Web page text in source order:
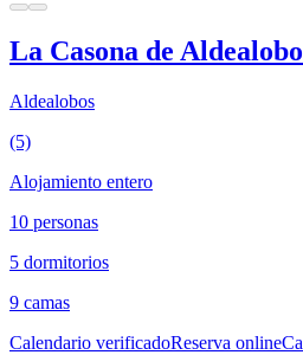
La Casona de
Aldealobos
(5)
Alojamiento entero
10 personas
5 dormitorios
9 camas
Calendario verificadoReserva online